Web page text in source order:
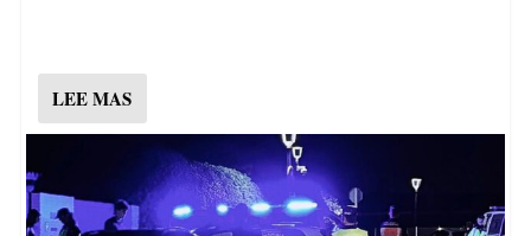
LEE MAS